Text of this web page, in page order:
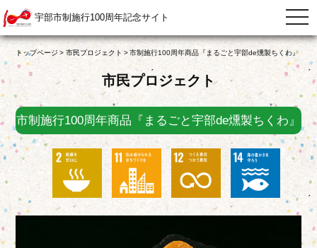
宇部市制施行100周年記念サイト
トップページ 市民プロジェクト 市制施行100周年商品『まるごと宇部de燻製ちくわ』
市民プロジェクト
市制施行100周年商品『まるごと宇部de燻製ちくわ』